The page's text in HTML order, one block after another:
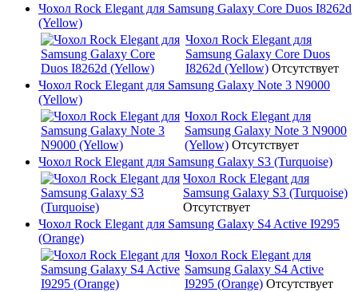
Чохол Rock Elegant для Samsung Galaxy Core Duos I8262d
(Yellow)
Чохол Rock Elegant для
Samsung Galaxy Core Duos
I8262d (Yellow) Отсутствует
Чохол Rock Elegant для Samsung Galaxy Note 3 N9000
(Yellow)
Чохол Rock Elegant для
Samsung Galaxy Note 3 N9000
(Yellow) Отсутствует
Чохол Rock Elegant для Samsung Galaxy S3 (Turquoise)
Чохол Rock Elegant для
Samsung Galaxy S3 (Turquoise)
Отсутствует
Чохол Rock Elegant для Samsung Galaxy S4 Active I9295
(Orange)
Чохол Rock Elegant для
Samsung Galaxy S4 Active
I9295 (Orange) Отсутствует